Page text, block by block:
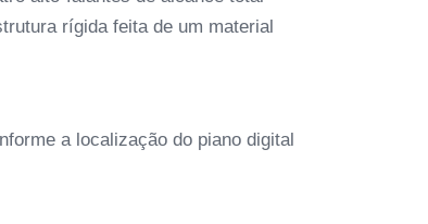
rígida feita de um material
a localização do piano digital